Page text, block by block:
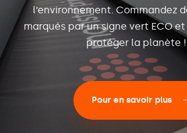
l’environnement. Commandez
marqués par un signe vert ECO
protéger la planète !
Pour en savoir plus